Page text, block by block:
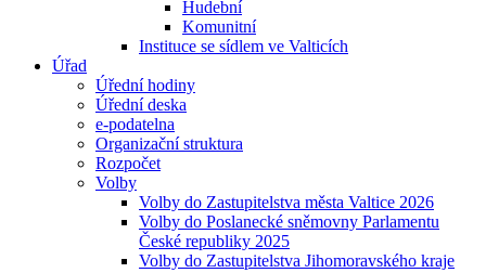
Hudební
Komunitní
Instituce se sídlem ve Valticích
Úřad
Úřední hodiny
Úřední deska
e-podatelna
Organizační struktura
Rozpočet
Volby
Volby do Zastupitelstva města Valtice 2026
Volby do Poslanecké sněmovny Parlamentu
České republiky 2025
Volby do Zastupitelstva Jihomoravského kraje